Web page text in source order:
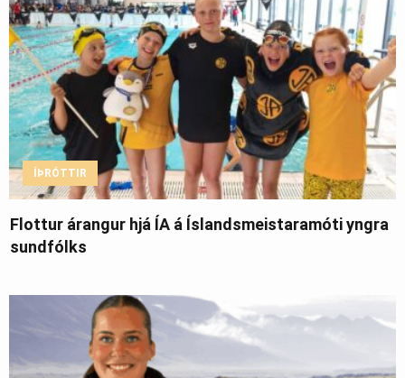
ÍÞRÓTTIR
Flottur árangur hjá ÍA á Íslandsmeistaramóti yngra
sundfólks